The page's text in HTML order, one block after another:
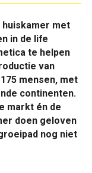
huiskamer met
in de life
te helpen
van
mensen, met
continenten.
markt én de
doen geloven
nog niet